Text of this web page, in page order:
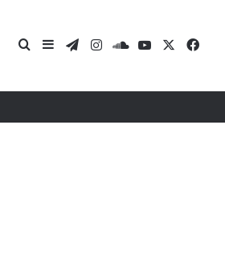
فيسبوك ‫YouTubeساوند كلاود
انستقرام
تيلقرامإضافة